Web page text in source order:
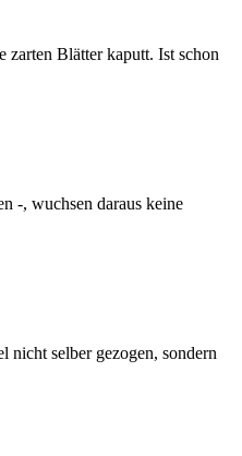
zarten Blätter kaputt. Ist schon
-, wuchsen daraus keine
nicht selber gezogen, sondern